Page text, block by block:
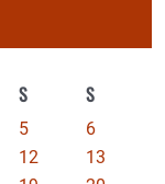
S S
5
6
12
13